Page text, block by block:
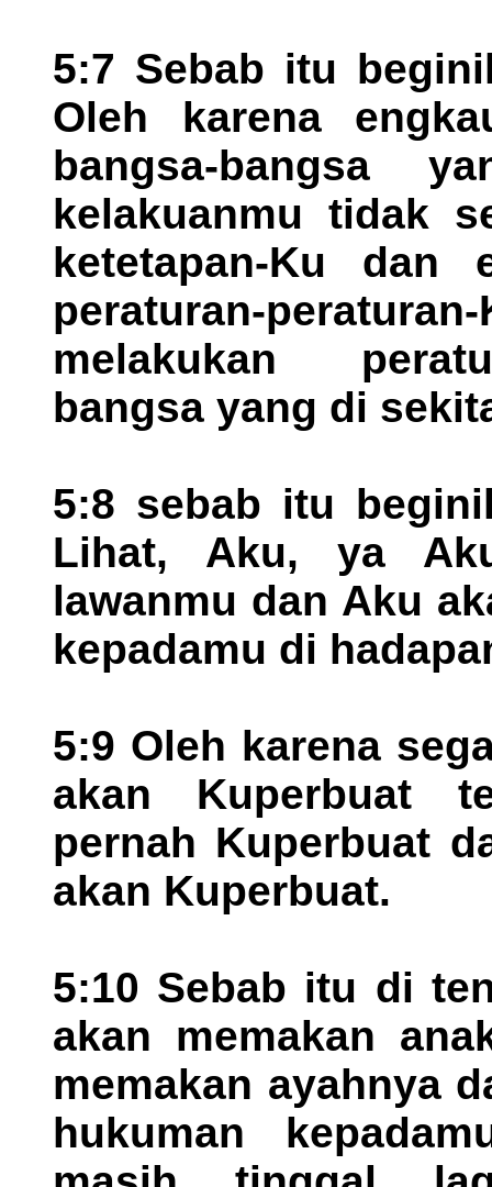
5:7 Sebab itu
Oleh karena
bangsa-bangsa
kelakuanmu tidak
ketetapan-Ku dan
peraturan-
melakukan
bangsa yang di
5:8 sebab itu
Lihat, Aku, ya
lawanmu dan Aku
kepadamu di
5:9 Oleh karena
akan Kuperbuat
pernah Kuperbuat
akan Kuperbuat.
5:10 Sebab itu di
akan memakan
memakan ayahnya
hukuman